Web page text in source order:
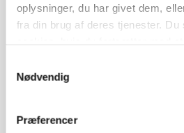
oplysninger, du har givet dem,
fra din brug af deres tjenester.
Nødvendig
Præferencer
Få aktuelle
Ved tilmelding af
Mediehus A/S privatlivspolitik.